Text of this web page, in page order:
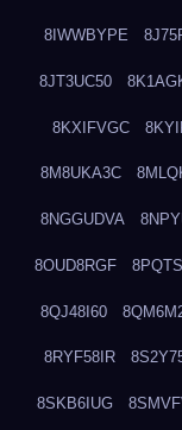
8IWWBYPE
8JT3UC50
8KXIFVGC
8M8UKA3C
8NGGUDVA
8OUD8RGF
8QJ48I60
8RYF58IR
8SKB6IUG